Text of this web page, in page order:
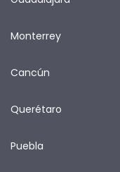
Monterrey
Cancún
Querétaro
Puebla